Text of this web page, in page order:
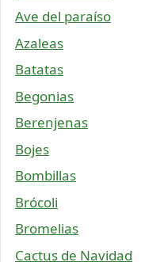
Ave del paraíso
Azaleas
Batatas
Begonias
Berenjenas
Bojes
Bombillas
Brócoli
Bromelias
Cactus de Navidad